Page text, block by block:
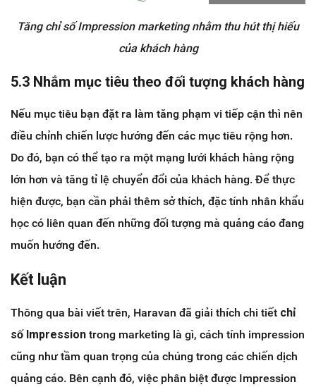
Tăng chỉ số Impression marketing nhằm thu hút thị hiếu
của khách hàng
5.3 Nhắm mục tiêu theo đối tượng khách hàng
Nếu mục tiêu bạn đặt ra làm tăng phạm vi tiếp cận thì nên
điều chỉnh chiến lược hướng đến các mục tiêu rộng hơn.
Do đó, bạn có thể tạo ra một mạng lưới khách hàng rộng
lớn hơn và tăng tỉ lệ chuyển đổi của khách hàng. Để thực
hiện được, bạn cần phải thêm sở thích, đặc tính nhân khẩu
học có liên quan đến những đối tượng mà quảng cáo đang
muốn hướng đến.
Kết luận
Thông qua bài viết trên, Haravan đã giải thích chi tiết chỉ
số Impression trong marketing là gì, cách tính impression
cũng như tầm quan trọng của chúng trong các chiến dịch
quảng cáo. Bên cạnh đó, việc phân biệt được Impression